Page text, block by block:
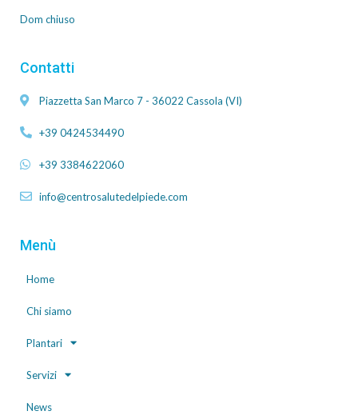
Dom chiuso
Contatti
Piazzetta San Marco 7 - 36022 Cassola (VI)
+39 0424534490
+39 3384622060
info@centrosalutedelpiede.com
Menù
Home
Chi siamo
Plantari
Servizi
News